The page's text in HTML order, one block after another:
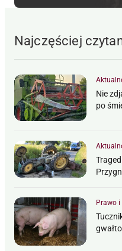
Najczęściej
Nie
po
Prawo